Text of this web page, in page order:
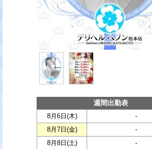
週間出勤表
8月6日(木)
-
8月7日(金)
-
8月8日(土)
-